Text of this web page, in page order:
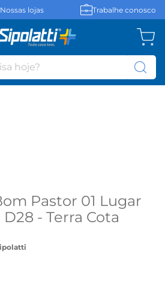
Nossas lojas Trabalhe conosco
Pastor 01 Lugar
- Terra Cota